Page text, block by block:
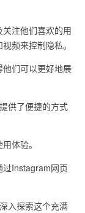
注他们喜欢的用
频来控制隐私。
们可以更好地展
供了便捷的方式
体验。
Instagram网页
入探索这个充满